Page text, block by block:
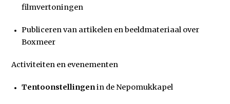
filmvertoningen
Publiceren van artikelen en beeldmateriaal over
Boxmeer
Activiteiten en evenementen
Tentoonstellingenin de Nepomukkapel